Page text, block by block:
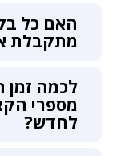
האם כל
מתקבלת
לכמה
מספרי
לחדש?